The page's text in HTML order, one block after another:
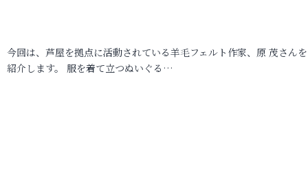
今回は、芦屋を拠点に活動されている羊毛フェルト作家、原 茂さん
紹介します。 服を着て立つぬいぐる…